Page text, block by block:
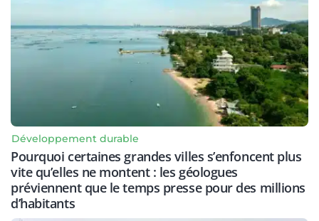
Développement durable
Pourquoi certaines grandes villes s’enfoncent plus
vite qu’elles ne montent : les géologues
préviennent que le temps presse pour des millions
d’habitants